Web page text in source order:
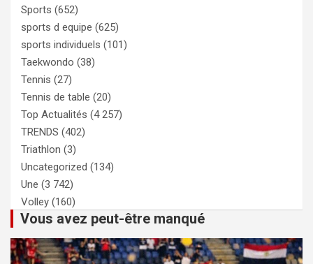
Sports (652)
sports d equipe (625)
sports individuels (101)
Taekwondo (38)
Tennis (27)
Tennis de table (20)
Top Actualités (4 257)
TRENDS (402)
Triathlon (3)
Uncategorized (134)
Une (3 742)
Volley (160)
Vous avez peut-être manqué